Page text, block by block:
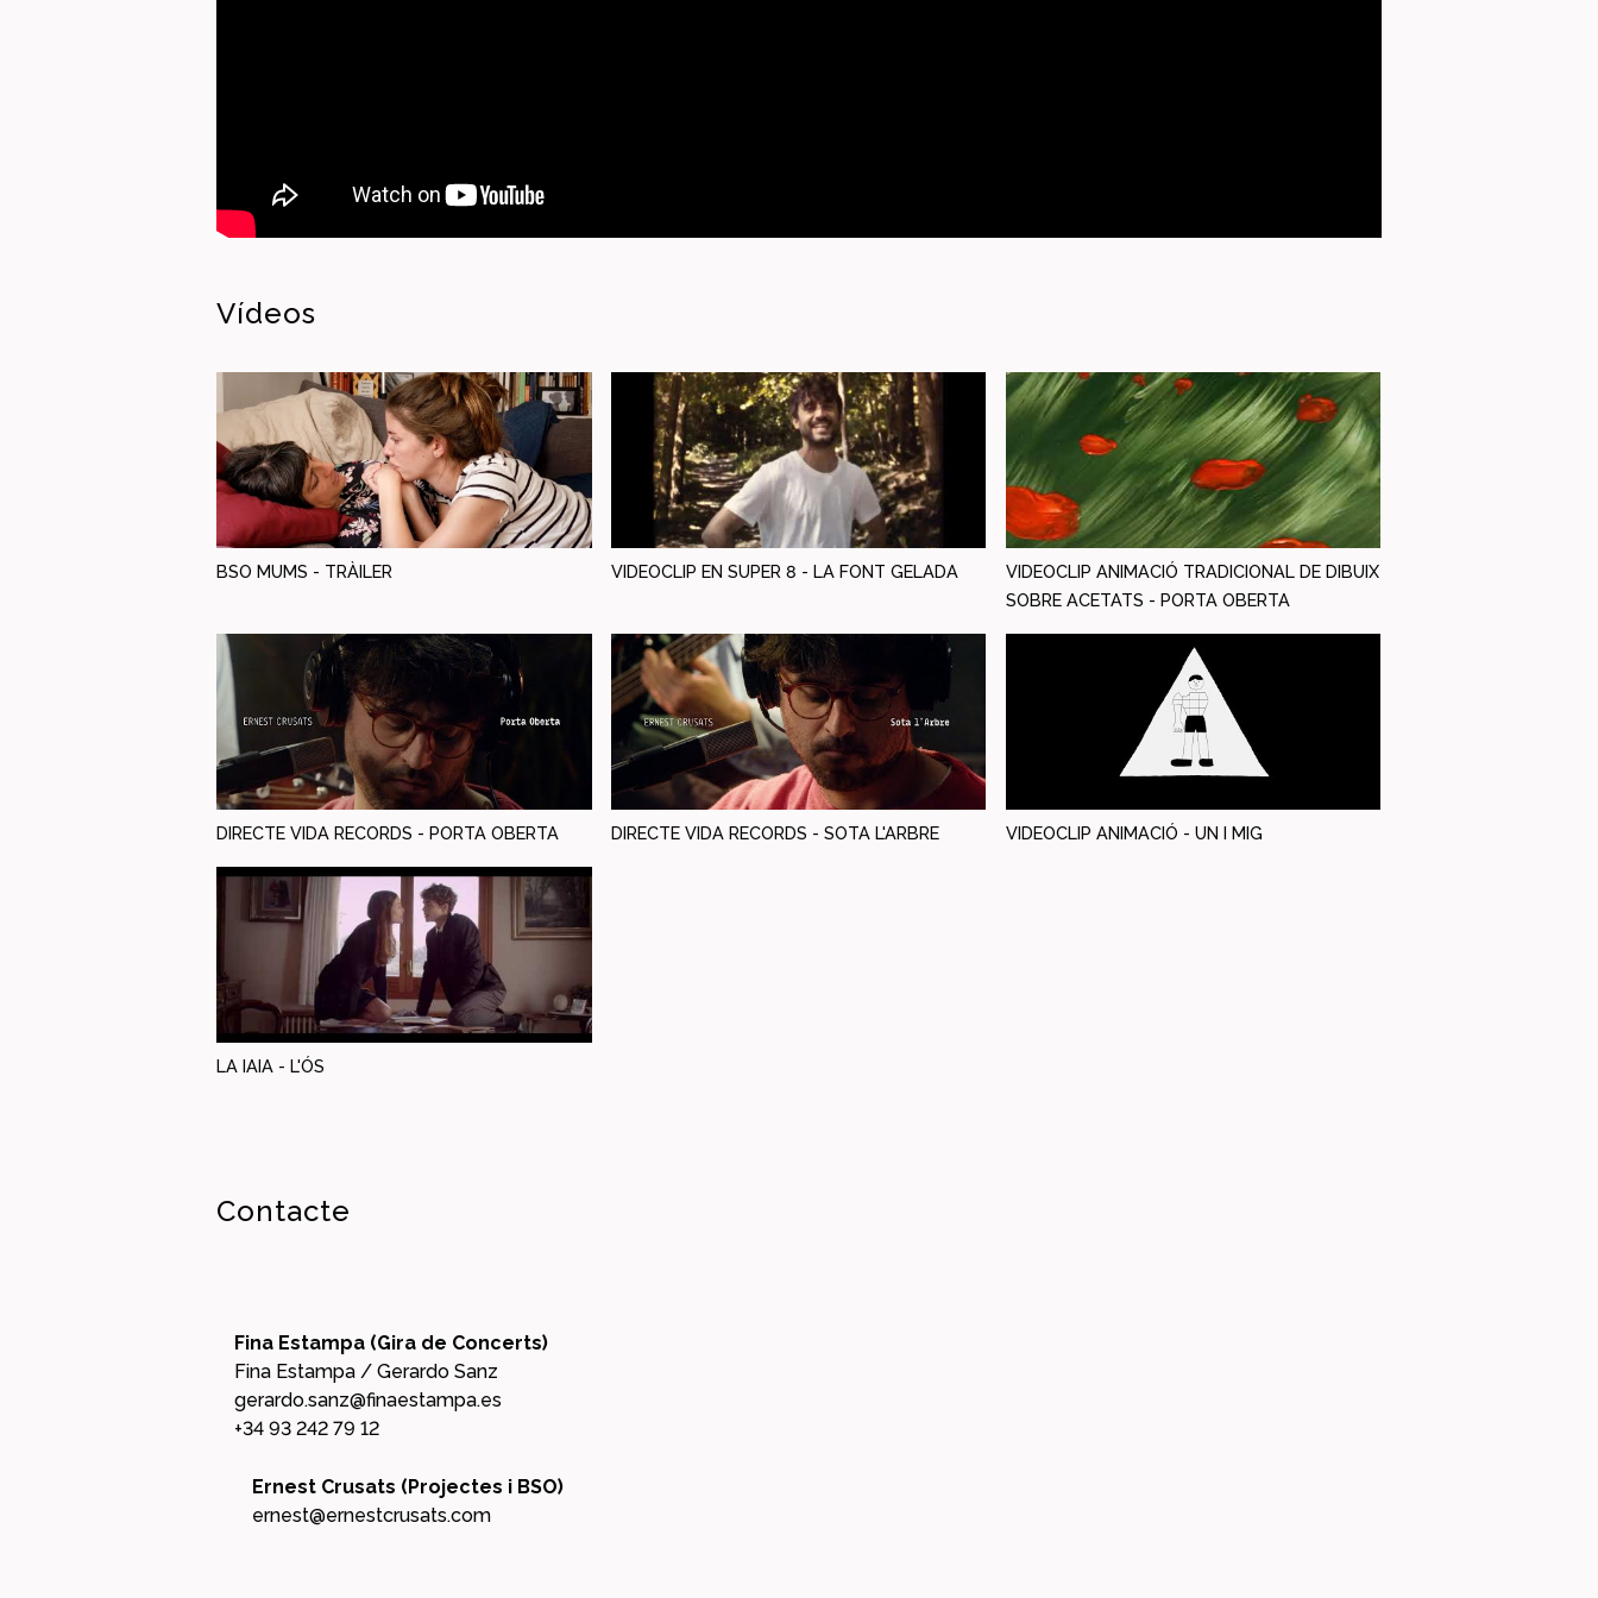
Vídeos
BSO MUMS - TRÀILER VIDEOCLIP EN SUPER 8 - LA FONT GELADA
VIDEOCLIP ANIMACIÓ TRADICIONAL DE DIBUIX
SOBRE ACETATS - PORTA OBERTA
DIRECTE VIDA RECORDS - PORTA OBERTA DIRECTE VIDA RECORDS - SOTA L'ARBRE VIDEOCLIP ANIMACIÓ - UN I MIG
LA IAIA - L'ÓS
Contacte
Fina Estampa (Gira de Concerts)
Fina Estampa / Gerardo Sanz
gerardo.sanz@finaestampa.es
+34 93 242 79 12
Ernest Crusats (Projectes i BSO)
ernest@ernestcrusats.com